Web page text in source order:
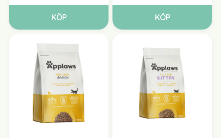
KÖP KÖP